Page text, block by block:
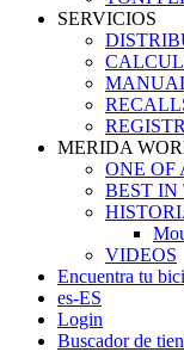
SERVICIOS
MERIDA
ONE OF
BEST IN
VIDEOS
Encuentra tu bici
es-ES
Login
Buscador de